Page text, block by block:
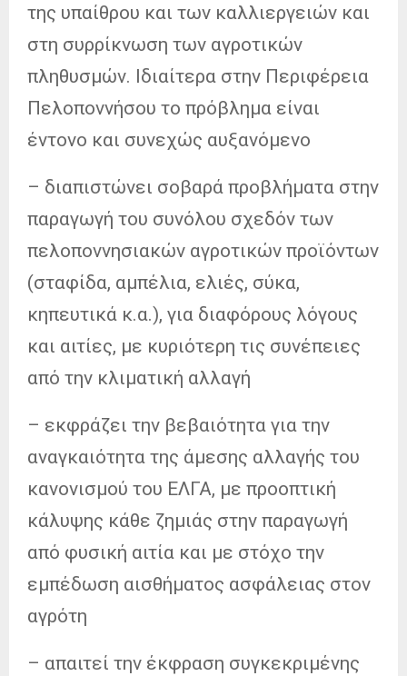
της υπαίθρου και των καλλιεργειών και
στη συρρίκνωση των αγροτικών
πληθυσμών. Ιδιαίτερα στην Περιφέρεια
Πελοποννήσου το πρόβλημα είναι
έντονο και συνεχώς αυξανόμενο
– διαπιστώνει σοβαρά προβλήματα στην
παραγωγή του συνόλου σχεδόν των
πελοποννησιακών αγροτικών προϊόντων
(σταφίδα, αμπέλια, ελιές, σύκα,
κηπευτικά κ.α.), για διαφόρους λόγους
και αιτίες, με κυριότερη τις συνέπειες
από την κλιματική αλλαγή
– εκφράζει την βεβαιότητα για την
αναγκαιότητα της άμεσης αλλαγής του
κανονισμού του ΕΛΓΑ, με προοπτική
κάλυψης κάθε ζημιάς στην παραγωγή
από φυσική αιτία και με στόχο την
εμπέδωση αισθήματος ασφάλειας στον
αγρότη
– απαιτεί την έκφραση συγκεκριμένης